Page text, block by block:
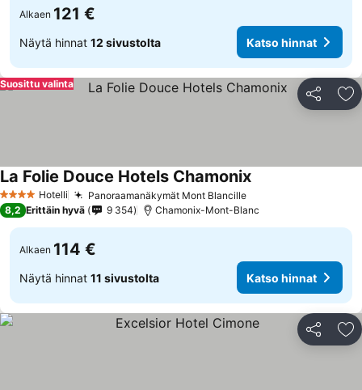
Alkaen 121 €
Näytä hinnat 12 sivustolta Katso hinnat
Jaa
Suosittu valinta
4 Tähtiluokitus
Hotelli Panoraamanäkymät Mont BlancilleKatso hinnat
La Folie Douce Hotels ChamonixKatso hinnat
8,2 Erittäin hyvä 9 354 Chamonix-Mont-Blanc
Alkaen 114 €
Näytä hinnat 11 sivustolta Katso hinnat
Jaa